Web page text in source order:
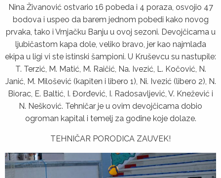
Nina Živanović ostvario 16 pobeda i 4 poraza, osvojio 47
bodova i uspeo da barem jednom pobedi kako novog
prvaka, tako i Vrnjačku Banju u ovoj sezoni. Devojčicama u
lјubičastom kapa dole, veliko bravo, jer kao najmlađa
ekipa u ligi vi ste istinski šampioni. U Kruševcu su nastupile:
T. Terzić, M. Matić, M. Raičić, Na. Ivezić, L. Kočović, N.
Janić, M. Milošević (kapiten i libero 1), Ni. Ivezić (libero 2), N.
Biorac, E. Baltić, I. Đorđević, I. Radosavlјević, V. Knežević i
N. Nešković. Tehničar je u ovim devojčicama dobio
ogroman kapital i temelј za godine koje dolaze.
TEHNIČAR PORODICA ZAUVEK!